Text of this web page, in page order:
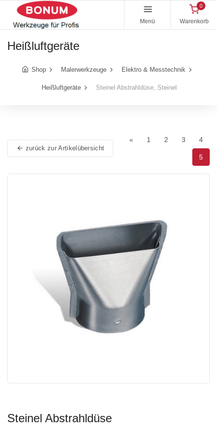
Menü
0
Warenkorb
Heißluftgeräte
Shop Malerwerkzeuge Elektro & Messtechnik
Heißluftgeräte Steinel Abstrahldüse, Steinel
zurück zur Artikelübersicht
« 1 2 3 4
5
Steinel Abstrahldüse